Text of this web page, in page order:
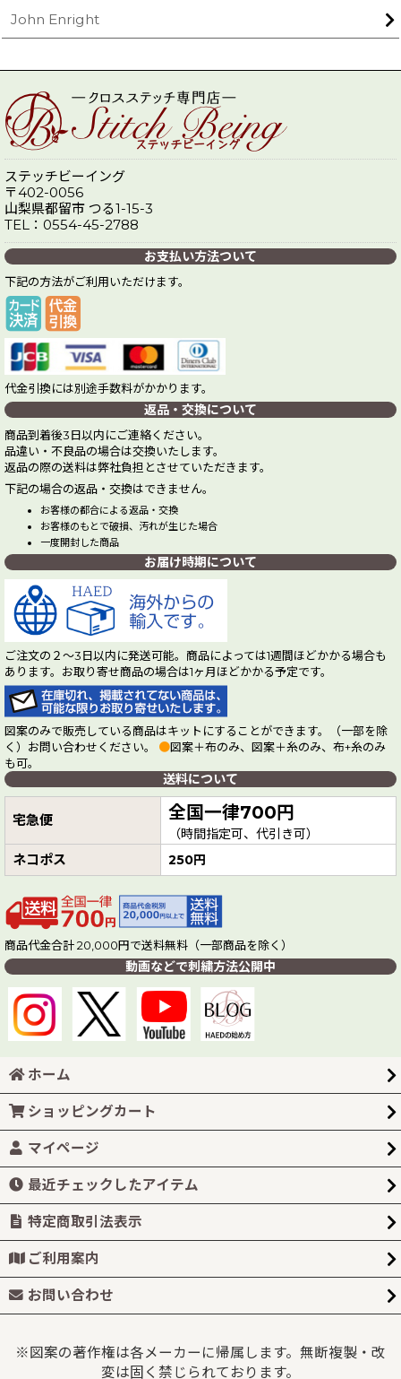
John Enright
ステッチビーイング
〒402-0056
山梨県都留市 つる1-15-3
TEL：0554-45-2788
お支払い方法ついて
下記の方法がご利用いただけます。
代金引換には別途手数料がかかります。
返品・交換について
商品到着後3日以内にご連絡ください。
品違い・不良品の場合は交換いたします。
返品の際の送料は弊社負担とさせていただきます。
下記の場合の返品・交換はできません。
お客様の都合による返品・交換
お客様のもとで破損、汚れが生じた場合
一度開封した商品
お届け時期について
ご注文の２～3日以内に発送可能。商品によっては1週間ほどかかる場合も
あります。お取り寄せ商品の場合は1ヶ月ほどかかる予定です。
図案のみで販売している商品はキットにすることができます。（一部を除
く）お問い合わせください。 ●図案＋布のみ、図案＋糸のみ、布+糸のみ
も可。
送料について
宅急便 全国一律700円
（時間指定可、代引き可）
ネコポス 250円
商品代金合計 20,000円で送料無料（一部商品を除く）
動画などで刺繍方法公開中
ホーム
ショッピングカート
マイページ
最近チェックしたアイテム
特定商取引法表示
ご利用案内
お問い合わせ
※図案の著作権は各メーカーに帰属します。無断複製・改
変は固く禁じられております。